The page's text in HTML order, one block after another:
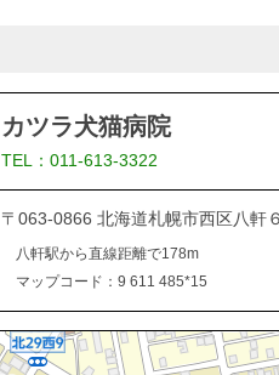
カツラ犬猫病院
TEL：011-613-3322
〒063-0866 北海道札幌市西区八軒
八軒駅から直線距離で178m
マップコード：9 611 485*15